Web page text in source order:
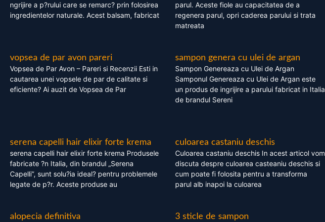
ngrijire a p?rului care se remarc? prin folosirea
ingredientelor naturale. Acest balsam, fabricat
parul. Aceste fiole au capacitatea de a
regenera parul, opri caderea parului si trata
matreata
vopsea de par avon pareri
Vopsea de Par Avon – Pareri si Recenzii Esti in
cautarea unei vopsele de par de calitate si
eficiente? Ai auzit de Vopsea de Par
sampon genera cu ulei de argan
Sampon Genereaza cu Ulei de Argan
Samponul Genereaza cu Ulei de Argan este
un produs de ingrijire a parului fabricat in Italia
de brandul Sereni
serena capelli hair elixir forte krema
serena capelli hair elixir forte krema Produsele
fabricate ?n Italia, din brandul „Serena
Capelli”, sunt solu?ia ideal? pentru problemele
legate de p?r. Aceste produse au
culoarea castaniu deschis
Culoarea castaniu deschis In acest articol vom
discuta despre culoarea casteaniu deschis si
cum poate fi folosita pentru a transforma
parul alb inapoi la culoarea
alopecia definitiva 3 sticle de sampon